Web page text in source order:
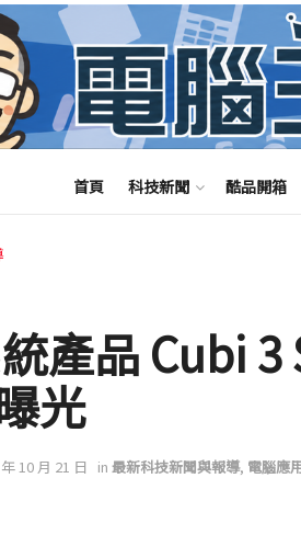
首頁 科技新聞 酷品開箱
產品 Cubi
光
10 月 21 日 in 最新科技新聞與報導, 電腦應